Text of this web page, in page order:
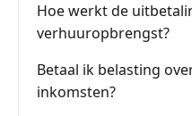
Hoe werkt de
verhuuropbrengst?
Betaal ik belasting
inkomsten?